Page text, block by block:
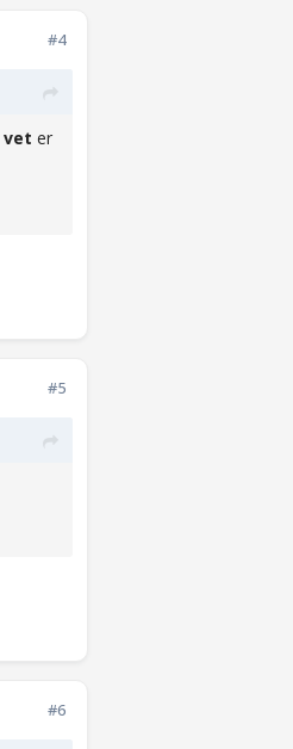
#4
vet er
#5
#6